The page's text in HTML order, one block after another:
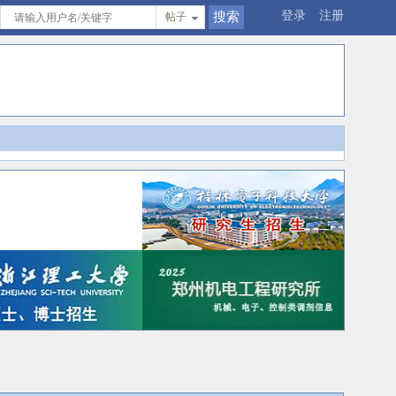
登录 注册
帖子